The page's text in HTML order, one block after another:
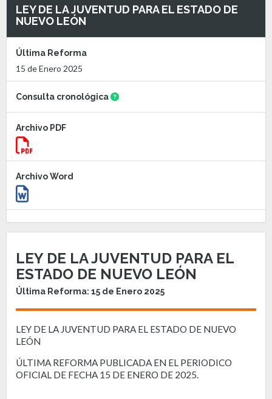
LEY DE LA JUVENTUD PARA EL ESTADO DE
NUEVO LEÓN
Última Reforma
15 de Enero 2025
Consulta cronológica
Archivo PDF
Archivo Word
LEY DE LA JUVENTUD PARA EL
ESTADO DE NUEVO LEÓN
Última Reforma: 15 de Enero 2025
LEY DE LA JUVENTUD PARA EL ESTADO DE NUEVO
LEÓN
ÚLTIMA REFORMA PUBLICADA EN EL PERIODICO
OFICIAL DE FECHA 15 DE ENERO DE 2025.